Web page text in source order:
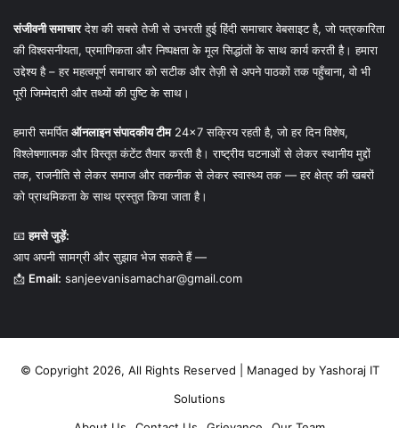
संजीवनी समाचारदेश की सबसे तेजी से उभरती हुई हिंदी समाचार वेबसाइट है, जो पत्रकारिता
की विश्वसनीयता, प्रमाणिकता और निष्पक्षता के मूल सिद्धांतों के साथ कार्य करती है। हमारा
उद्देश्य है – हर महत्वपूर्ण समाचार को सटीक और तेज़ी से अपने पाठकों तक पहुँचाना, वो भी
पूरी जिम्मेदारी और तथ्यों की पुष्टि के साथ।
हमारी समर्पितऑनलाइन संपादकीय टीम24×7 सक्रिय रहती है, जो हर दिन विशेष,
विश्लेषणात्मक और विस्तृत कंटेंट तैयार करती है। राष्ट्रीय घटनाओं से लेकर स्थानीय मुद्दों
तक, राजनीति से लेकर समाज और तकनीक से लेकर स्वास्थ्य तक — हर क्षेत्र की खबरों
को प्राथमिकता के साथ प्रस्तुत किया जाता है।
📧हमसे जुड़ें:
आप अपनी सामग्री और सुझाव भेज सकते हैं —
📩 Email: sanjeevanisamachar@gmail.com
© Copyright 2026, All Rights Reserved | Managed by Yashoraj IT
Solutions